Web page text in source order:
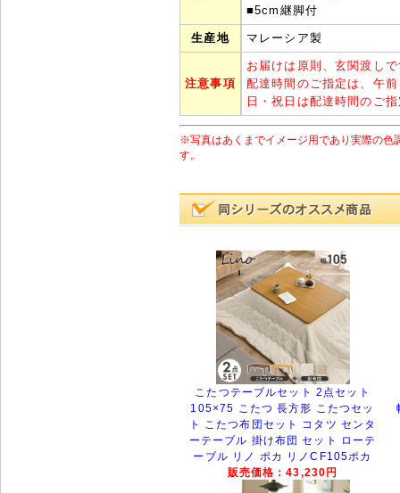
■5cm継脚付
生産地 マレーシア製
注意事項
お届けは原則、玄関渡し
配達時間のご指定は、午
日・祝日は配達時間のご
※写真はあくまでイメージ用であり実際の色
す。
こたつテーブルセット 2点セット
105×75 こたつ 長方形 こたつセッ
ト こたつ布団セット コタツ センタ
ーテーブル 掛け布団 セット ローテ
ーブル リノ ポカ リノCF105ポカ
販売価格：43,230円